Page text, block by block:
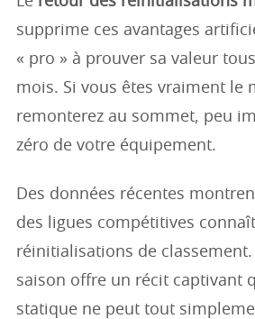
supprime ces avantages
« pro » à prouver sa valeur
mois. Si vous êtes vraiment le
remonterez au sommet, peu
zéro de votre équipement.
Des données récentes
des ligues compétitives
réinitialisations de
saison offre un récit captivant
statique ne peut tout